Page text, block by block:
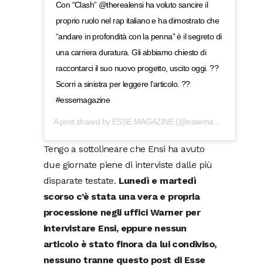
Con “Clash” @therealensi ha voluto sancire il
proprio ruolo nel rap italiano e ha dimostrato che
“andare in profondità con la penna” è il segreto di
una carriera duratura. Gli abbiamo chiesto di
raccontarci il suo nuovo progetto, uscito oggi. ??
Scorri a sinistra per leggere l’articolo. ??
#essemagazine
A post shared by ESSE MAGAZINE(@essemagazine) on
Tengo a sottolineare che Ensi ha avuto
due giornate piene di interviste dalle più
disparate testate. Lunedì e martedì
scorso c’è stata una vera e propria
processione negli uffici Warner per
intervistare Ensi, eppure nessun
articolo è stato finora da lui condiviso,
nessuno tranne questo post di Esse